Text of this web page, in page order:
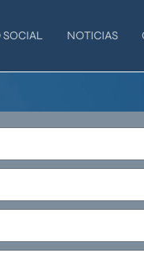
SOCIAL NOTICIAS